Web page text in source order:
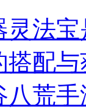
灵法
配
八荒